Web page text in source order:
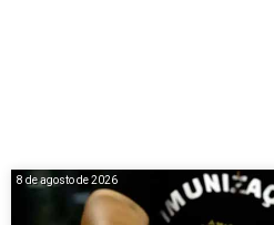
8 de agosto de 2026